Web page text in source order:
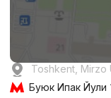
Toshkent, Mirzo
Буюк Ипак Йули